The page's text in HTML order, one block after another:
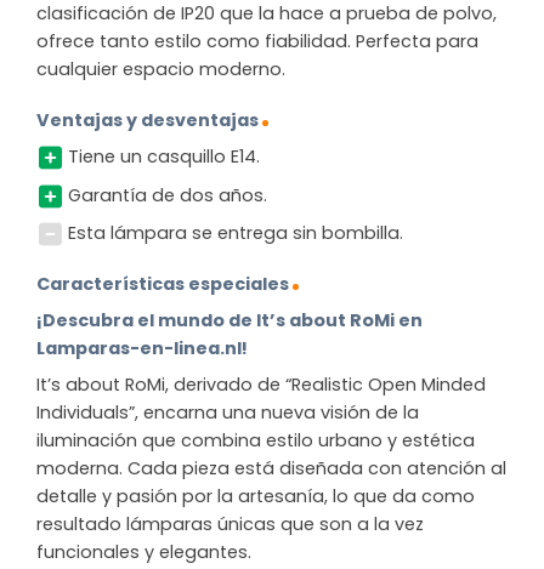
clasificación de IP20 que la hace a prueba de polvo,
ofrece tanto estilo como fiabilidad. Perfecta para
cualquier espacio moderno.
Ventajas y desventajas
Tiene un casquillo E14.
Garantía de dos años.
Esta lámpara se entrega sin bombilla.
Características especiales
¡Descubra el mundo de It’s about RoMi en
Lamparas-en-linea.nl!
It’s about RoMi, derivado de “Realistic Open Minded
Individuals”, encarna una nueva visión de la
iluminación que combina estilo urbano y estética
moderna. Cada pieza está diseñada con atención al
detalle y pasión por la artesanía, lo que da como
resultado lámparas únicas que son a la vez
funcionales y elegantes.